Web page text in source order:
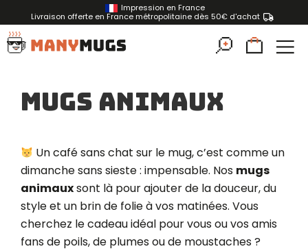
Impression en France
Livraison offerte en France métropolitaine dès 50€ d'achat
Mugs Animaux
Un café sans chat sur le mug, c’est comme un
dimanche sans sieste : impensable. Nos mugs
animauxsont là pour ajouter de la douceur, du
style et un brin de folie à vos matinées. Vous
cherchez le cadeau idéal pour vous ou vos amis
fans de poils, de plumes ou de moustaches ?